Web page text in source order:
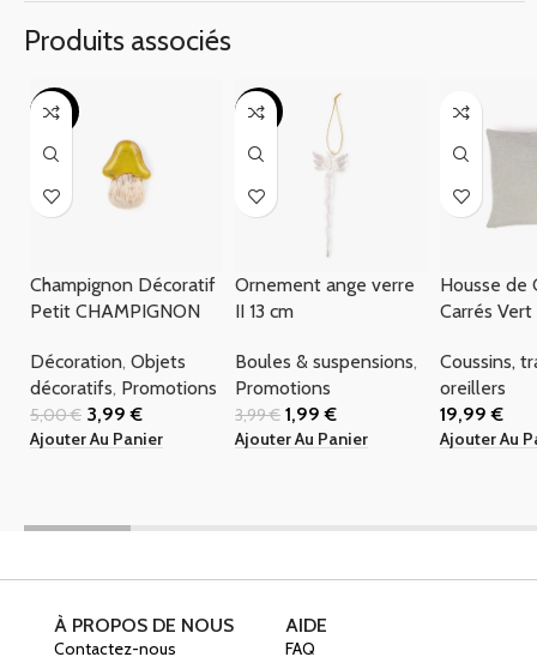
Produits associés
-20%
Champignon Décoratif
Petit CHAMPIGNON
Décoration, Objets
décoratifs, Promotions
5,00€ 3,99€
Ajouter Au Panier
-50%
Ornement ange verre
II 13 cm
Boules & suspensions,
Promotions
3,99€ 1,99€
Ajouter Au Panier
Housse de
Carrés Vert
Coussins,
oreillers
19,99€
Ajouter Au
À PROPOS DE NOUS
Contactez-nous
AIDE
FAQ